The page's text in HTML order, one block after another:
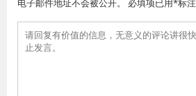
电子邮件地址不会被公开。 必填项已用*标注